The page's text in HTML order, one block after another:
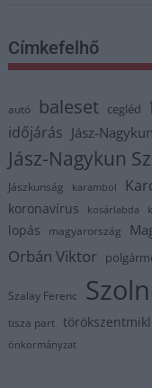
Címkefelhő
autó baleset cegléd
időjárás Jász-
Jász-Nagykun
Jászkunság karambol
koronavírus kosárlabda
lopás magyarország
Orbán Viktor
Szalay Ferenc
tisza part
önkormányzat